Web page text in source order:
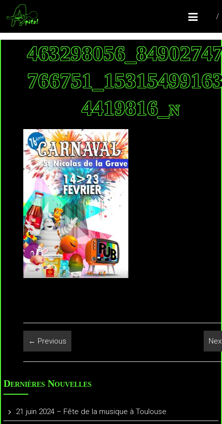
COMPAGNIE APITO!
Batucada Colomiers
4419816_n
← Previous
Dernières Nouvelles
21 juin 2024 – Fête de la musique à Toulouse